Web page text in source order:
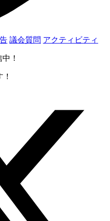
議会質問 アクティビティ
！